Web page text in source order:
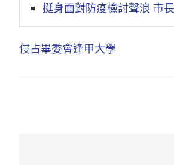
挺身面對防疫檢討聲浪 市
侵占畢委會逢甲大學